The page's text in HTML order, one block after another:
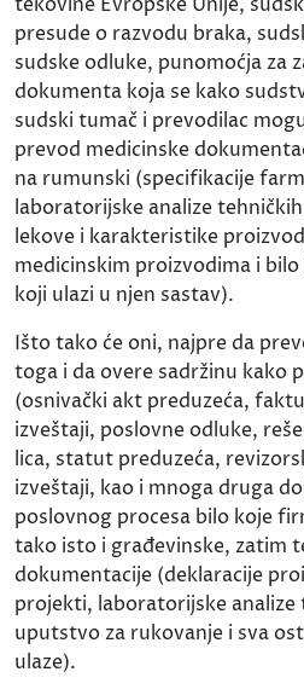
presude o razvodu braka,
sudske odluke, punomoćja za
dokumenta koja se kako
sudski tumač i prevodilac
prevod medicinske
na rumunski (specifikacije
laboratorijske analize
lekove i karakteristike
medicinskim proizvodima i
koji ulazi u njen sastav).
Išto tako će oni, najpre da
toga i da overe sadržinu kako
(osnivački akt preduzeća,
izveštaji, poslovne odluke,
lica, statut preduzeća,
izveštaji, kao i mnoga druga
poslovnog procesa bilo koje
tako isto i građevinske, zatim
dokumentacije (deklaracije
projekti, laboratorijske analize
uputstvo za rukovanje i sva
ulaze).